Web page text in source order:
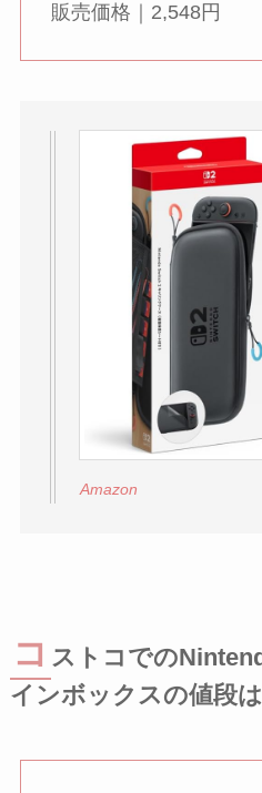
販売価格｜2,548円
Amazon
コ ストコでの
インボックスの値段